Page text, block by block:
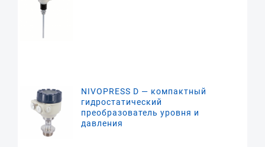
NIVOPRESS D — компактный
гидростатический
преобразователь уровня и
давления